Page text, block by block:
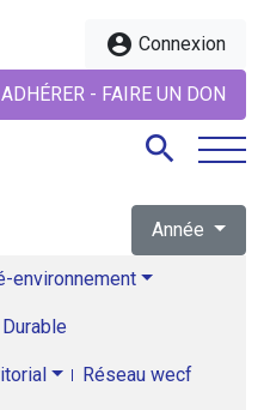
account_circle Connexion
ADHÉRER - FAIRE UN DON
search
Année
environnement
Réseau wecf